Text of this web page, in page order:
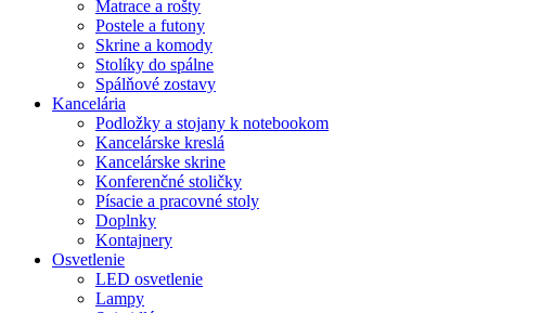
Matrace a rošty
Postele a futony
Skrine a komody
Stolíky do spálne
Spálňové zostavy
Kancelária
Podložky a stojany k notebookom
Kancelárske kreslá
Kancelárske skrine
Konferenčné stoličky
Písacie a pracovné stoly
Doplnky
Kontajnery
Osvetlenie
LED osvetlenie
Lampy